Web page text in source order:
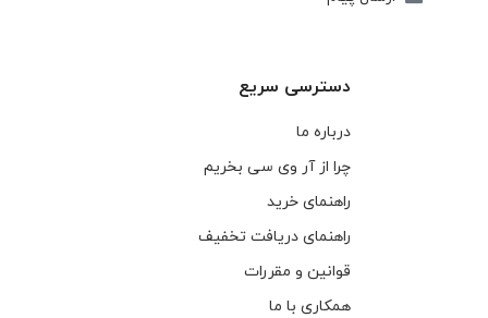
دسترسی سریع
درباره ما
چرا از آر وی سی بخریم
راهنمای خرید
راهنمای دریافت تخفیف
قوانین و مقررات
همکاری با ما